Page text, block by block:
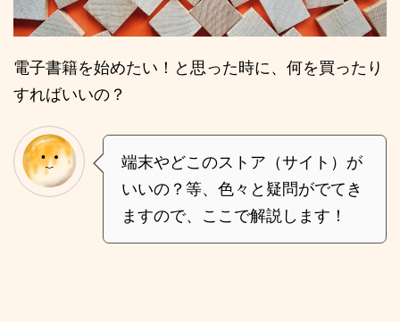
電子書籍を始めたい！と思った時に、何を買ったり
すればいいの？
端末やどこのストア（サイト）が
いいの？等、色々と疑問がでてき
ますので、ここで解説します！